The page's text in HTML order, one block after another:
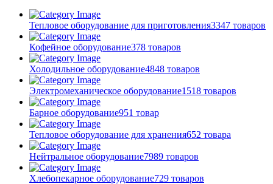
Тепловое оборудование для приготовления3347 товаров
Кофейное оборудование378 товаров
Холодильное оборудование4848 товаров
Электромеханическое оборудование1518 товаров
Барное оборудование951 товар
Тепловое оборудование для хранения652 товара
Нейтральное оборудование7989 товаров
Хлебопекарное оборудование729 товаров